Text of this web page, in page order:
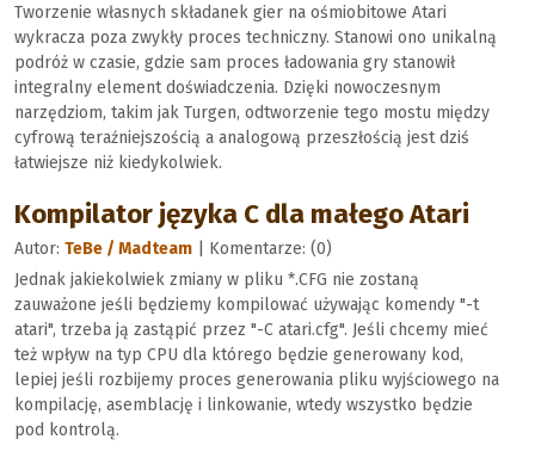
Tworzenie własnych składanek gier na ośmiobitowe Atari
wykracza poza zwykły proces techniczny. Stanowi ono unikalną
podróż w czasie, gdzie sam proces ładowania gry stanowił
integralny element doświadczenia. Dzięki nowoczesnym
narzędziom, takim jak Turgen, odtworzenie tego mostu między
cyfrową teraźniejszością a analogową przeszłością jest dziś
łatwiejsze niż kiedykolwiek.
Kompilator języka C dla małego Atari
Autor: TeBe / Madteam | Komentarze: (0)
Jednak jakiekolwiek zmiany w pliku *.CFG nie zostaną
zauważone jeśli będziemy kompilować używając komendy "-t
atari", trzeba ją zastąpić przez "-C atari.cfg". Jeśli chcemy mieć
też wpływ na typ CPU dla którego będzie generowany kod,
lepiej jeśli rozbijemy proces generowania pliku wyjściowego na
kompilację, asemblację i linkowanie, wtedy wszystko będzie
pod kontrolą.